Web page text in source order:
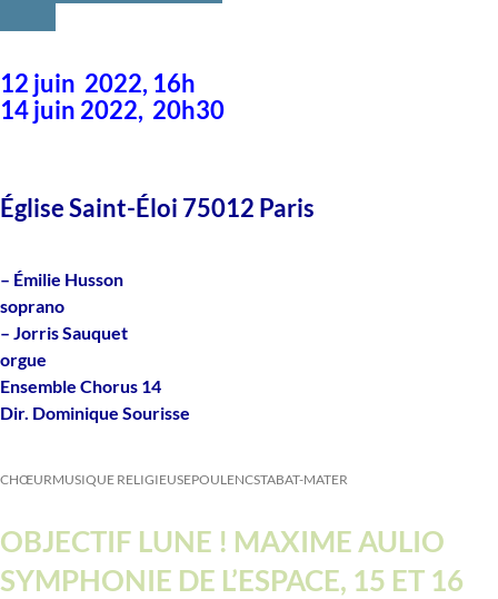
12 juin 2022, 16h
14 juin 2022, 20h30
Église Saint-Éloi 75012 Paris
– Émilie Husson
soprano
– Jorris Sauquet
orgue
Ensemble Chorus 14
Dir. Dominique Sourisse
CHŒURMUSIQUE RELIGIEUSEPOULENCSTABAT-MATER
OBJECTIF LUNE ! MAXIME AULIO
SYMPHONIE DE L’ESPACE, 15 ET 16